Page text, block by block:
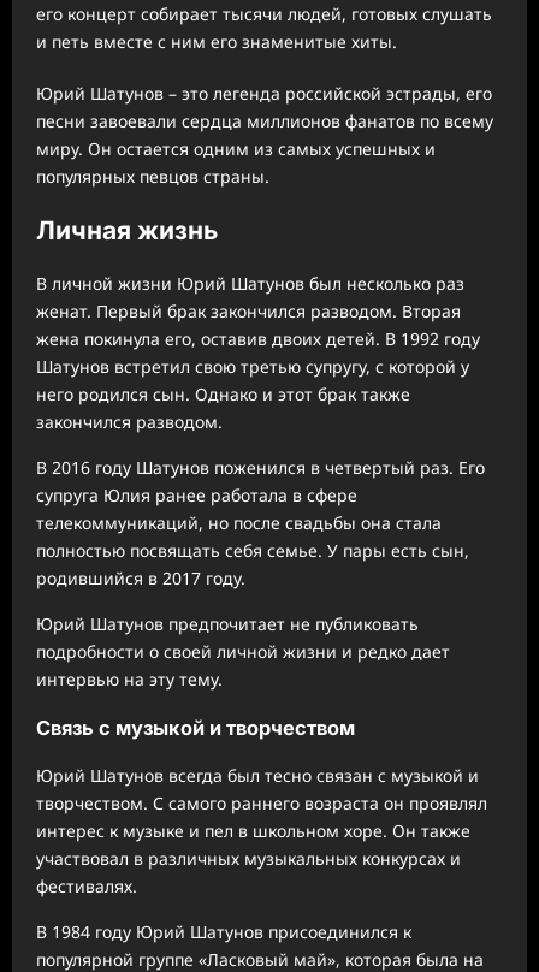
его концерт собирает тысячи людей, готовых слушать
и петь вместе с ним его знаменитые хиты.
Юрий Шатунов – это легенда российской эстрады, его
песни завоевали сердца миллионов фанатов по всему
миру. Он остается одним из самых успешных и
популярных певцов страны.
Личная жизнь
В личной жизни Юрий Шатунов был несколько раз
женат. Первый брак закончился разводом. Вторая
жена покинула его, оставив двоих детей. В 1992 году
Шатунов встретил свою третью супругу, с которой у
него родился сын. Однако и этот брак также
закончился разводом.
В 2016 году Шатунов поженился в четвертый раз. Его
супруга Юлия ранее работала в сфере
телекоммуникаций, но после свадьбы она стала
полностью посвящать себя семье. У пары есть сын,
родившийся в 2017 году.
Юрий Шатунов предпочитает не публиковать
подробности о своей личной жизни и редко дает
интервью на эту тему.
Связь с музыкой и творчеством
Юрий Шатунов всегда был тесно связан с музыкой и
творчеством. С самого раннего возраста он проявлял
интерес к музыке и пел в школьном хоре. Он также
участвовал в различных музыкальных конкурсах и
фестивалях.
В 1984 году Юрий Шатунов присоединился к
популярной группе «Ласковый май», которая была на